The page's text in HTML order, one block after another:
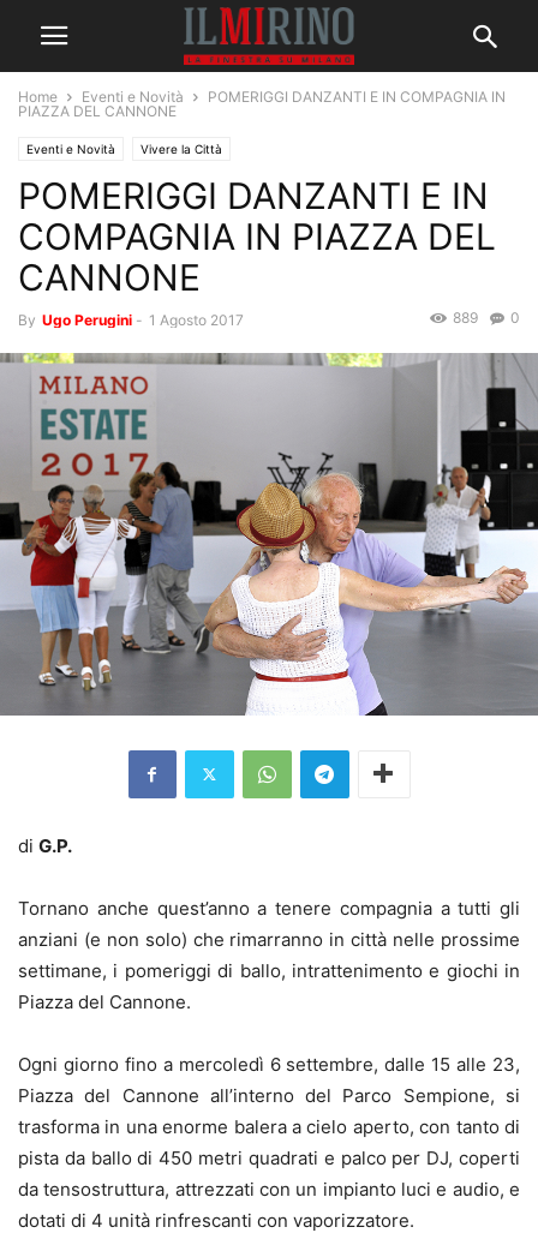
Home Eventi e Novità
POMERIGGI DANZANTI E IN COMPAGNIA IN
PIAZZA DEL CANNONE
Eventi e Novità Vivere la Città
POMERIGGI DANZANTI E IN
COMPAGNIA IN PIAZZA DEL
CANNONE
By Ugo Perugini - 1 Agosto 2017 0
889
di G.P.
Tornano anche quest’anno a tenere compagnia a tutti gli
anziani (e non solo) che rimarranno in città nelle prossime
settimane, i pomeriggi di ballo, intrattenimento e giochi in
Piazza del Cannone.
Ogni giorno fino a mercoledì 6 settembre, dalle 15 alle 23,
Piazza del Cannone all’interno del Parco Sempione, si
trasforma in una enorme balera a cielo aperto, con tanto di
pista da ballo di 450 metri quadrati e palco per DJ, coperti
da tensostruttura, attrezzati con un impianto luci e audio, e
dotati di 4 unità rinfrescanti con vaporizzatore.